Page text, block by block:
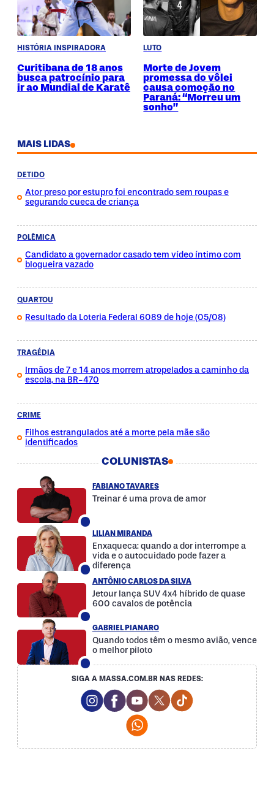
HISTÓRIA INSPIRADORA
Curitibana de 18 anos
busca patrocínio para
ir ao Mundial de Karatê
LUTO
Morte de Jovem
promessa do vôlei
causa comoção no
Paraná: “Morreu um
sonho”
MAIS LIDAS
DETIDO
Ator preso por estupro foi encontrado sem roupas e
segurando cueca de criança
POLÊMICA
Candidato a governador casado tem vídeo íntimo com
blogueira vazado
QUARTOU
Resultado da Loteria Federal 6089 de hoje (05/08)
TRAGÉDIA
Irmãos de 7 e 14 anos morrem atropelados a caminho da
escola, na BR-470
CRIME
Filhos estrangulados até a morte pela mãe são
identificados
COLUNISTAS
FABIANO TAVARES
Treinar é uma prova de amor
LILIAN MIRANDA
Enxaqueca: quando a dor interrompe a
vida e o autocuidado pode fazer a
diferença
ANTÔNIO CARLOS DA SILVA
Jetour lança SUV 4x4 híbrido de quase
600 cavalos de potência
GABRIEL PIANARO
Quando todos têm o mesmo avião, vence
o melhor piloto
SIGA A MASSA.COM.BR NAS REDES:
Instagram Social Media
Facebook Social Media
Youtube Social Media
Twitter Social Media
Tiktok Social